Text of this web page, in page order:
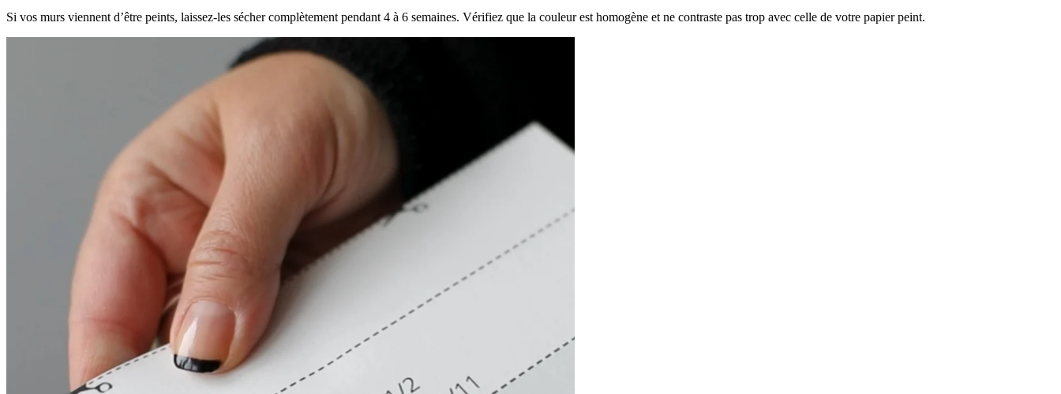
Si vos murs viennent d’être peints, laissez-les sécher complètement pendant 4 à 6 semaines. Vérifiez que la couleur est homogène et ne contraste pas trop avec celle de votre papier peint.